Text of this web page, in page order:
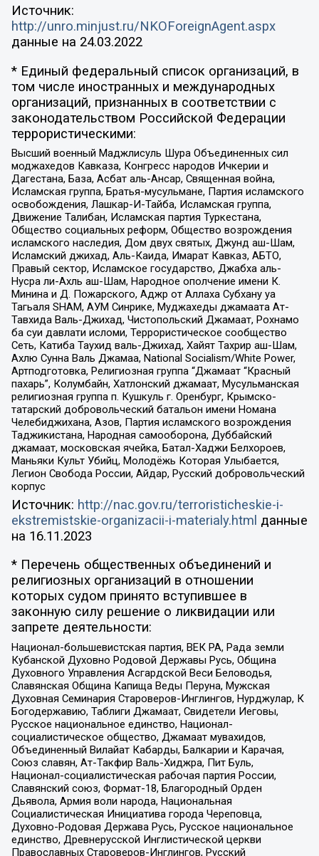
Источник:
http://unro.minjust.ru/NKOForeignAgent.aspx
данные на 24.03.2022
* Единый федеральный список организаций, в
том числе иностранных и международных
организаций, признанных в соответствии с
законодательством Российской Федерации
террористическими:
Высший военный Маджлисуль Шура Объединенных сил
моджахедов Кавказа, Конгресс народов Ичкерии и
Дагестана, База, Асбат аль-Ансар, Священная война,
Исламская группа, Братья-мусульмане, Партия исламского
освобождения, Лашкар-И-Тайба, Исламская группа,
Движение Талибан, Исламская партия Туркестана,
Общество социальных реформ, Общество возрождения
исламского наследия, Дом двух святых, Джунд аш-Шам,
Исламский джихад, Аль-Каида, Имарат Кавказ, АБТО,
Правый сектор, Исламское государство, Джабха аль-
Нусра ли-Ахль аш-Шам, Народное ополчение имени К.
Минина и Д. Пожарского, Аджр от Аллаха Субхану уа
Тагьаля SHAM, АУМ Синрике, Муджахеды джамаата Ат-
Тавхида Валь-Джихад, Чистопольский Джамаат, Рохнамо
ба суи давлати исломи, Террористическое сообщество
Сеть, Катиба Таухид валь-Джихад, Хайят Тахрир аш-Шам,
Ахлю Сунна Валь Джамаа, National Socialism/White Power,
Артподготовка, Религиозная группа “Джамаат “Красный
пахарь”, Колумбайн, Хатлонский джамаат, Мусульманская
религиозная группа п. Кушкуль г. Оренбург, Крымско-
татарский добровольческий батальон имени Номана
Челебиджихана, Азов, Партия исламского возрождения
Таджикистана, Народная самооборона, Дуббайский
джамаат, московская ячейка, Батал-Хаджи Белхороев,
Маньяки Культ Убийц, Молодёжь Которая Улыбается,
Легион Свобода России, Айдар, Русский добровольческий
корпус
Источник: http://nac.gov.ru/terroristicheskie-i-
ekstremistskie-organizacii-i-materialy.html данные
на 16.11.2023
* Перечень общественных объединений и
религиозных организаций в отношении
которых судом принято вступившее в
законную силу решение о ликвидации или
запрете деятельности:
Национал-большевистская партия, ВЕК РА, Рада земли
Кубанской Духовно Родовой Державы Русь, Община
Духовного Управления Асгардской Веси Беловодья,
Славянская Община Капища Веды Перуна, Мужская
Духовная Семинария Староверов-Инглингов, Нурджулар, К
Богодержавию, Таблиги Джамаат, Свидетели Иеговы,
Русское национальное единство, Национал-
социалистическое общество, Джамаат мувахидов,
Объединенный Вилайат Кабарды, Балкарии и Карачая,
Союз славян, Ат-Такфир Валь-Хиджра, Пит Буль,
Национал-социалистическая рабочая партия России,
Славянский союз, Формат-18, Благородный Орден
Дьявола, Армия воли народа, Национальная
Социалистическая Инициатива города Череповца,
Духовно-Родовая Держава Русь, Русское национальное
единство, Древнерусской Инглистической церкви
Православных Староверов-Инглингов, Русский